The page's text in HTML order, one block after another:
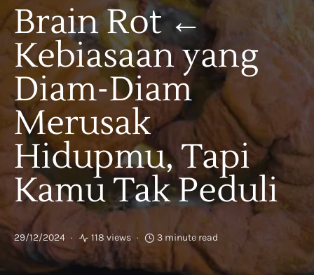
Brain Rot ←
Kebiasaan yang
Diam-Diam
Merusak
Hidupmu, Tapi
Kamu Tak Peduli
29/12/2024 118 views 3 minute read